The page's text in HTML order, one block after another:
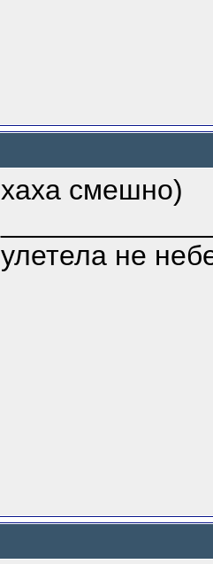
хаха смешно)
улетела не